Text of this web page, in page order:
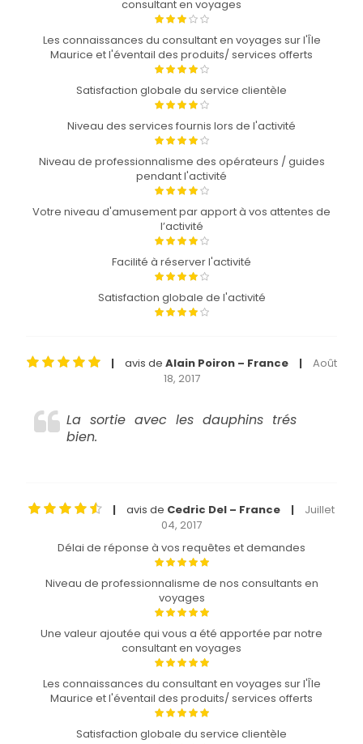
consultant en voyages
Les connaissances du consultant en voyages sur l'Île
Maurice et l'éventail des produits/ services offerts
Satisfaction globale du service clientèle
Niveau des services fournis lors de l'activité
Niveau de professionnalisme des opérateurs / guides
pendant l'activité
Votre niveau d'amusement par apport à vos attentes de
l’activité
Facilité à réserver l'activité
Satisfaction globale de l'activité
| avis de Alain Poiron – France |
Août
18, 2017
La sortie avec les dauphins trés
bien.
| avis de Cedric Del – France |
Juillet
04, 2017
Délai de réponse à vos requêtes et demandes
Niveau de professionnalisme de nos consultants en
voyages
Une valeur ajoutée qui vous a été apportée par notre
consultant en voyages
Les connaissances du consultant en voyages sur l'Île
Maurice et l'éventail des produits/ services offerts
Satisfaction globale du service clientèle